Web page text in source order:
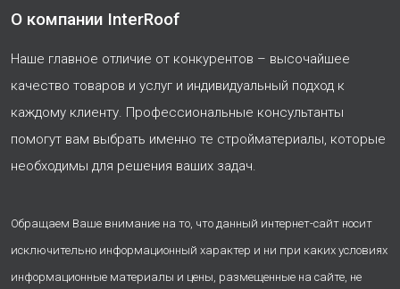
О компании InterRoof
Наше главное отличие от конкурентов – высочайшее
качество товаров и услуг и индивидуальный подход к
каждому клиенту. Профессиональные консультанты
помогут вам выбрать именно те стройматериалы, которые
необходимы для решения ваших задач.
Обращаем Ваше внимание на то, что данный интернет-сайт носит
исключительно информационный характер и ни при каких условиях
информационные материалы и цены, размещенные на сайте, не